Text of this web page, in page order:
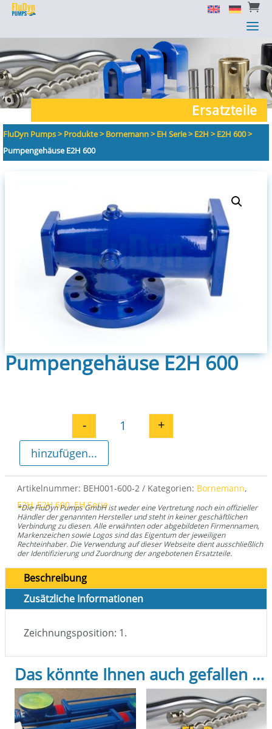

a

a
Ersatzteile
FluDyn Pumps>Produkte>Bornemann>EH Serie>E2H >E2H 600>
Pumpengehäuse E2H 600
Pumpengehäuse E2H 600
Pumpengehäuse E2H 600 Menge
- +
hinzufügen...
Artikelnummer: BEH001-600-2 Kategorien: Bornemann,
E2H,E2H 600,EH Serie
*Die FluDyn Pumps GmbH ist weder eine Vertretung noch ein offizieller
Händler der genannten Hersteller und steht in keiner geschäftlichen
Verbindung zu diesen. Alle erwähnten oder abgebildeten Firmennamen,
Markenzeichen sowie Logos sind das Eigentum der jeweiligen
Rechteinhaber. Die Verwendung auf dieser Webseite dient ausschließlich
der Identifizierung und Zuordnung der angebotenen Ersatzteile.
Beschreibung
Zusätzliche Informationen
Zeichnungsposition: 1.
Das könnte Ihnen auch gefallen …